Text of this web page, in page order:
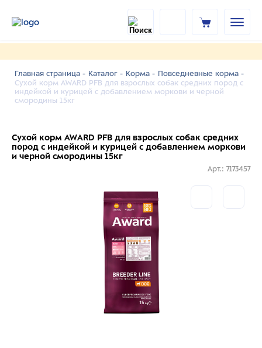
Главная страница - Каталог - Корма - Повседневные корма -
Сухой корм AWARD PFB для взрослых собак средних пород с
индейкой и курицей с добавлением моркови и черной
смородины 15кг
Сухой корм AWARD PFB для взрослых собак средних
пород с индейкой и курицей с добавлением моркови
и черной смородины 15кг
Арт.: 7173457